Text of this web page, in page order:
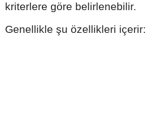
kriterlere göre belirlenebilir.
Genellikle şu özellikleri içerir: